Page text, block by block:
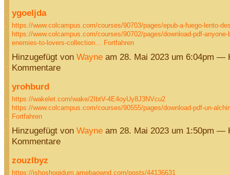
ygoeljda
https://www.colcampus.com/courses/90703/pages/epub-a-fuego-lento-
https://www.colcampus.com/courses/90702/pages/download-pdf-
enemies-to-lovers-collection…
Fortfahren
Hinzugefügt von Wayneam 28. Mai 2023 um 6:04pm —
Kommentare
yrohburd
https://wakelet.com/wake/2IbtV-4E4oyUy8J3NVcu2
https://www.colcampus.com/courses/90555/pages/download-pdf-un-
Fortfahren
Hinzugefügt von Wayneam 28. Mai 2023 um 1:50pm —
Kommentare
zouzlbyz
https://ishoshogidum.amebaownd.com/posts/44136631